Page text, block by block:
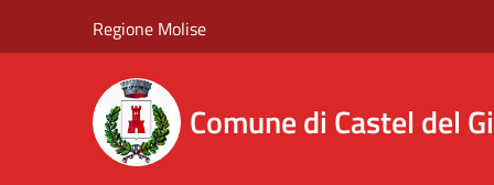
Regione Molise
Comune di Castel del